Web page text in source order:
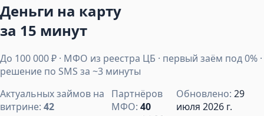
Деньги на карту
за 15 минут
До 100 000 ₽ · МФО из реестра ЦБ · первый заём под 0% ·
решение по SMS за ~3 минуты
Актуальных займов на
витрине: 42
Партнёров
МФО:40
Обновлено: 29
июля 2026 г.